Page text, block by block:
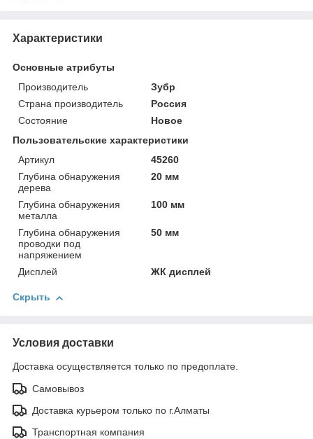
Характеристики
Основные атрибуты
Производитель
Зубр
Страна производитель
Россия
Состояние
Новое
Пользовательские характеристики
Артикул
45260
Глубина обнаружения
дерева
20 мм
Глубина обнаружения
металла
100 мм
Глубина обнаружения
проводки под
напряжением
50 мм
Дисплей ЖК дисплей
Скрыть
Условия доставки
Доставка осуществляется только по предоплате.
Самовывоз
Доставка курьером только по г.Алматы
Транспортная компания